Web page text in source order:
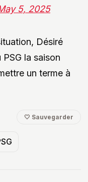
5, 2025
Désiré
la saison
un terme à
🤍 Sauvegarder